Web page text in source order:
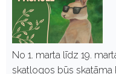
2
0
No 1. marta līdz 19.
skatlogos būs skatāma